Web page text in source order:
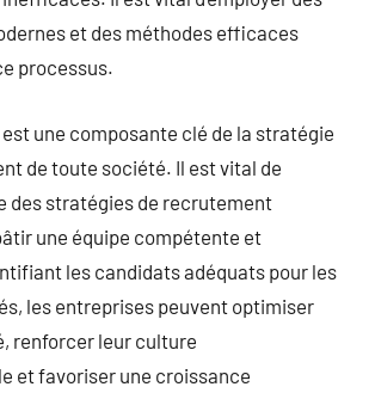
et des méthodes efficaces
processus.
une composante clé de la stratégie
de toute société. Il est vital de
des stratégies de recrutement
une équipe compétente et
les candidats adéquats pour les
les entreprises peuvent optimiser
renforcer leur culture
et favoriser une croissance